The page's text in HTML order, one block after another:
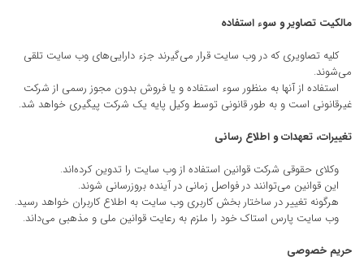
مالکیت تصاویر و سوء استفاده
کلیه تصاویری که در وب سایت قرار می‌گیرند جزء دارایی‌های وب سایت تلقی
می‌شوند.
استفاده از آنها به منظور سوء استفاده و یا فروش بدون مجوز رسمی از شرکت
غیرقانونی است و به طور قانونی توسط وکیل پایه یک شرکت پیگیری خواهد شد.
تغییرات، تعهدات و اطلاع رسانی
وکلای حقوقی شرکت قوانین استفاده از وب سایت را تدوین کرده‌اند.
این قوانین می‌توانند در فواصل زمانی در آینده بروزرسانی شوند.
هرگونه تغییر در ساختار بخش کاربری وب سایت به اطلاع کاربران خواهد رسید.
وب سایت پارس استاک خود را ملزم به رعایت قوانین ملی و مذهبی می‌داند.
حریم خصوصی